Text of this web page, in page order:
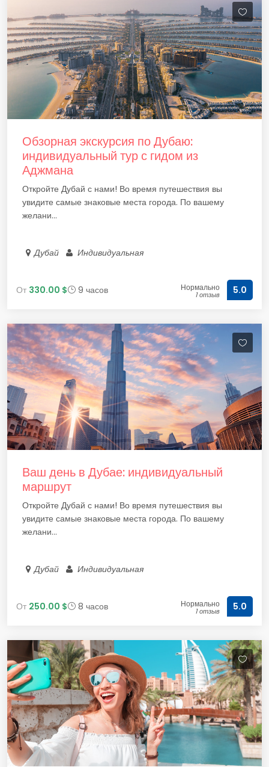
Обзорная экскурсия по Дубаю:
индивидуальный тур с гидом из
Аджмана
Откройте Дубай с нами! Во время путешествия вы
увидите самые знаковые места города. По вашему
желани...
Дубай Индивидуальная
От 330.00 $ 9 часов Нормально
1 отзыв 5.0
Ваш день в Дубае: индивидуальный
маршрут
Откройте Дубай с нами! Во время путешествия вы
увидите самые знаковые места города. По вашему
желани...
Дубай Индивидуальная
От 250.00 $ 8 часов Нормально
1 отзыв 5.0